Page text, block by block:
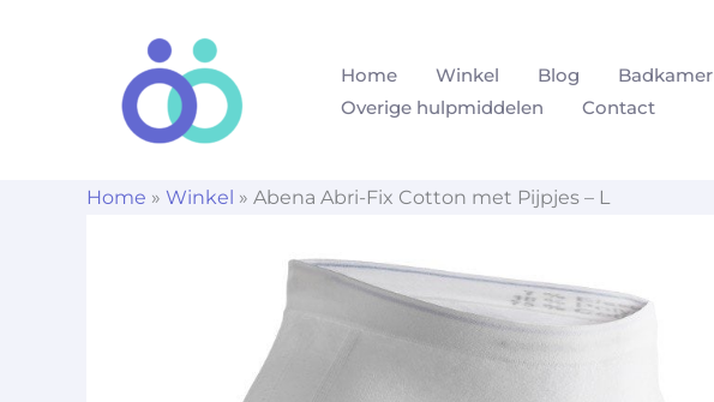
Home Winkel Blog Badkamer
Overige hulpmiddelen
Contact
Home » Winkel » Abena Abri-Fix Cotton met Pijpjes – L